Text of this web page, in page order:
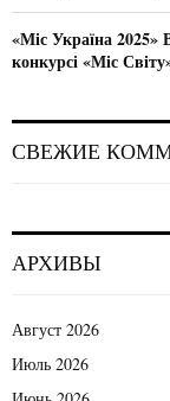
«Міс Україна 2025»
конкурсі «Міс
СВЕЖИЕ
АРХИВЫ
Август 2026
Июль 2026